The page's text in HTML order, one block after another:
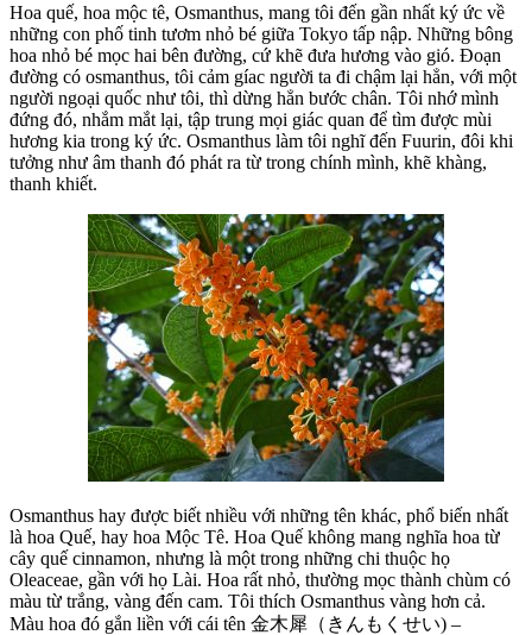
Hoa quế, hoa mộc tê, Osmanthus, mang tôi đến gần nhất ký ức về
những con phố tinh tươm nhỏ bé giữa Tokyo tấp nập. Những bông
hoa nhỏ bé mọc hai bên đường, cứ khẽ đưa hương vào gió. Đoạn
đường có osmanthus, tôi cảm gíac người ta đi chậm lại hẳn, với một
người ngoại quốc như tôi, thì dừng hẳn bước chân. Tôi nhớ mình
đứng đó, nhắm mắt lại, tập trung mọi giác quan để tìm được mùi
hương kia trong ký ức. Osmanthus làm tôi nghĩ đến Fuurin, đôi khi
tưởng như âm thanh đó phát ra từ trong chính mình, khẽ khàng,
thanh khiết.
Osmanthus hay được biết nhiều với những tên khác, phổ biến nhất
là hoa Quế, hay hoa Mộc Tê. Hoa Quế không mang nghĩa hoa từ
cây quế cinnamon, nhưng là một trong những chi thuộc họ
Oleaceae, gần với họ Lài. Hoa rất nhỏ, thường mọc thành chùm có
màu từ trắng, vàng đến cam. Tôi thích Osmanthus vàng hơn cả.
Màu hoa đó gắn liền với cái tên 金木犀（きんもくせい) –